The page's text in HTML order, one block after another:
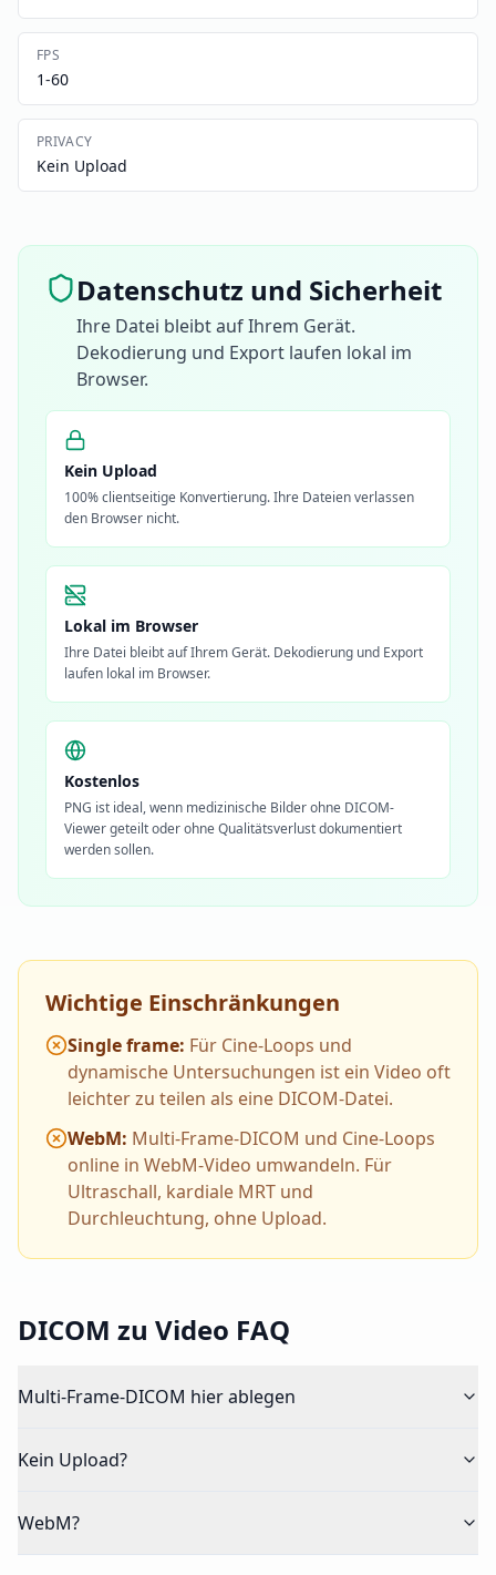
FPS
1-60
PRIVACY
Kein Upload
Datenschutz und Sicherheit
Ihre Datei bleibt auf Ihrem Gerät.
Dekodierung und Export laufen lokal im
Browser.
Kein Upload
100% clientseitige Konvertierung. Ihre Dateien verlassen
den Browser nicht.
Lokal im Browser
Ihre Datei bleibt auf Ihrem Gerät. Dekodierung und Export
laufen lokal im Browser.
Kostenlos
PNG ist ideal, wenn medizinische Bilder ohne DICOM-
Viewer geteilt oder ohne Qualitätsverlust dokumentiert
werden sollen.
Wichtige Einschränkungen
Single frame: Für Cine-Loops und
dynamische Untersuchungen ist ein Video oft
leichter zu teilen als eine DICOM-Datei.
WebM: Multi-Frame-DICOM und Cine-Loops
online in WebM-Video umwandeln. Für
Ultraschall, kardiale MRT und
Durchleuchtung, ohne Upload.
DICOM zu Video FAQ
Multi-Frame-DICOM hier ablegen
Kein Upload?
WebM?